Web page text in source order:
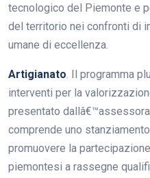
tecnologico del Piemonte e
del territorio nei confronti di
umane di eccellenza.
Artigianato. Il programma
interventi per la
presentato
comprende uno
promuovere la
piemontesi a rassegne